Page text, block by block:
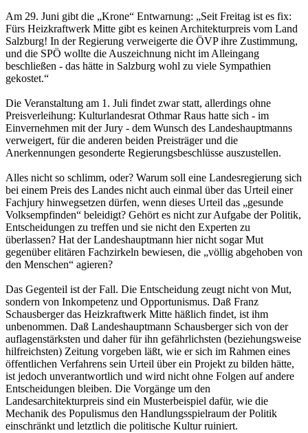
Am 29. Juni gibt die „Krone“ Entwarnung: „Seit Freitag ist es fix:
Fürs Heizkraftwerk Mitte gibt es keinen Architekturpreis vom Land
Salzburg! In der Regierung verweigerte die ÖVP ihre Zustimmung,
und die SPÖ wollte die Auszeichnung nicht im Alleingang
beschließen - das hätte in Salzburg wohl zu viele Sympathien
gekostet.“
Die Veranstaltung am 1. Juli findet zwar statt, allerdings ohne
Preisverleihung: Kulturlandesrat Othmar Raus hatte sich - im
Einvernehmen mit der Jury - dem Wunsch des Landeshauptmanns
verweigert, für die anderen beiden Preisträger und die
Anerkennungen gesonderte Regierungsbeschlüsse auszustellen.
Alles nicht so schlimm, oder? Warum soll eine Landesregierung sich
bei einem Preis des Landes nicht auch einmal über das Urteil einer
Fachjury hinwegsetzen dürfen, wenn dieses Urteil das „gesunde
Volksempfinden“ beleidigt? Gehört es nicht zur Aufgabe der Politik,
Entscheidungen zu treffen und sie nicht den Experten zu
überlassen? Hat der Landeshauptmann hier nicht sogar Mut
gegenüber elitären Fachzirkeln bewiesen, die „völlig abgehoben von
den Menschen“ agieren?
Das Gegenteil ist der Fall. Die Entscheidung zeugt nicht von Mut,
sondern von Inkompetenz und Opportunismus. Daß Franz
Schausberger das Heizkraftwerk Mitte häßlich findet, ist ihm
unbenommen. Daß Landeshauptmann Schausberger sich von der
auflagenstärksten und daher für ihn gefährlichsten (beziehungsweise
hilfreichsten) Zeitung vorgeben läßt, wie er sich im Rahmen eines
öffentlichen Verfahrens sein Urteil über ein Projekt zu bilden hätte,
ist jedoch unverantwortlich und wird nicht ohne Folgen auf andere
Entscheidungen bleiben. Die Vorgänge um den
Landesarchitekturpreis sind ein Musterbeispiel dafür, wie die
Mechanik des Populismus den Handlungsspielraum der Politik
einschränkt und letztlich die politische Kultur ruiniert.